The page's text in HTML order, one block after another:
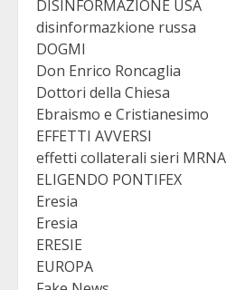
DISINFORMAZIONE USA
disinformazkione russa
DOGMI
Don Enrico Roncaglia
Dottori della Chiesa
Ebraismo e Cristianesimo
EFFETTI AVVERSI
effetti collaterali sieri MRNA
ELIGENDO PONTIFEX
Eresia
Eresia
ERESIE
EUROPA